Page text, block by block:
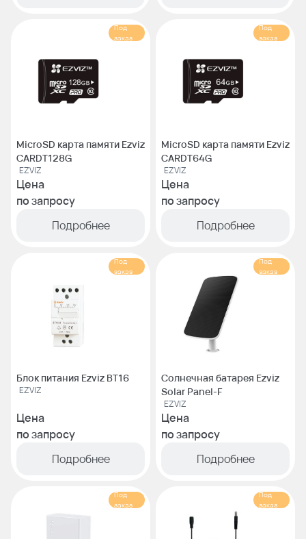
Под
заказ
MicroSD карта памяти Ezviz
CARDT128G
EZVIZ
Цена
по запросу
Подробнее
Под
заказ
MicroSD карта памяти Ezviz
CARDT64G
EZVIZ
Цена
по запросу
Подробнее
Под
заказ
Блок питания Ezviz BT16
EZVIZ
Цена
по запросу
Подробнее
Под
заказ
Солнечная батарея Ezviz
Solar Panel-F
EZVIZ
Цена
по запросу
Подробнее
Под
заказ
Под
заказ